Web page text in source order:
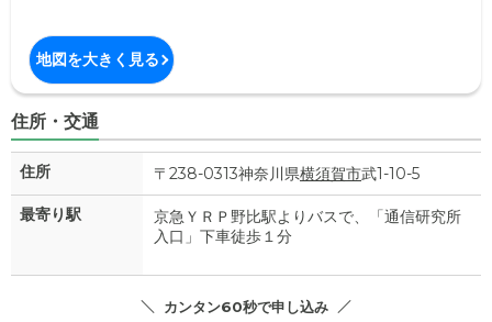
地図を大きく見る
住所・交通
住所 〒238-0313神奈川県横須賀市武1-10-5
最寄り駅
京急ＹＲＰ野比駅よりバスで、「通信研究所
入口」下車徒歩１分
カンタン60秒で申し込み